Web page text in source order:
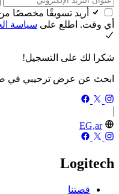
أي وقت. اطلع على سياسة
شكرا لك على التسجيل!
ابحث عن عرض ترحيبي في
EG,ar
Logitech
قصتنا